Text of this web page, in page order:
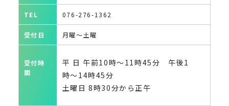
TEL 076-276-1362
受付日 月曜〜土曜
受付時
間
平 日 午前10時～11時45分 午後1
時〜14時45分
土曜日 8時30分から正午